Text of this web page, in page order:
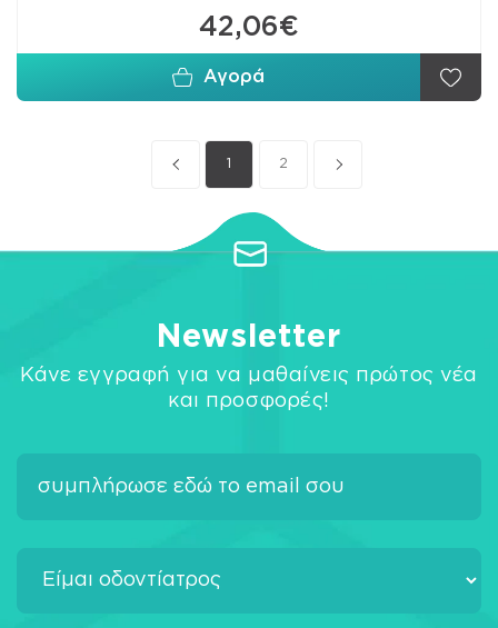
42,06€
Αγορά
1 2
Newsletter
Κάνε εγγραφή για να μαθαίνεις πρώτος νέα
και προσφορές!